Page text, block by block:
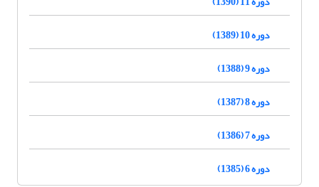
دوره 10 (1389)
دوره 9 (1388)
دوره 8 (1387)
دوره 7 (1386)
دوره 6 (1385)